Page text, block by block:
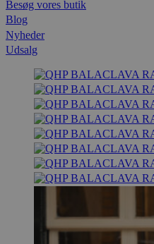
Besøg vores butik
Blog
Nyheder
Udsalg